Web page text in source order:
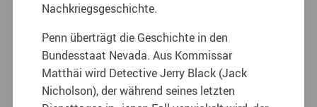
Nachkriegsgeschichte.
Penn überträgt die Geschichte in den
Bundesstaat Nevada. Aus Kommissar
Matthäi wird Detective Jerry Black (Jack
Nicholson), der während seines letzten